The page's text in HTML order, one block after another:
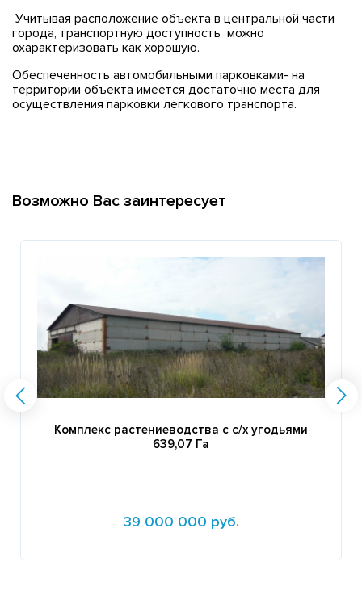
Учитывая расположение объекта в центральной части
города, транспортную доступность можно
охарактеризовать как хорошую.
Обеспеченность автомобильными парковками- на
территории объекта имеется достаточно места для
осуществления парковки легкового транспорта.
Возможно Вас заинтересует
Комплекс растениеводства с с/х угодьями
639,07 Га
39 000 000 руб.